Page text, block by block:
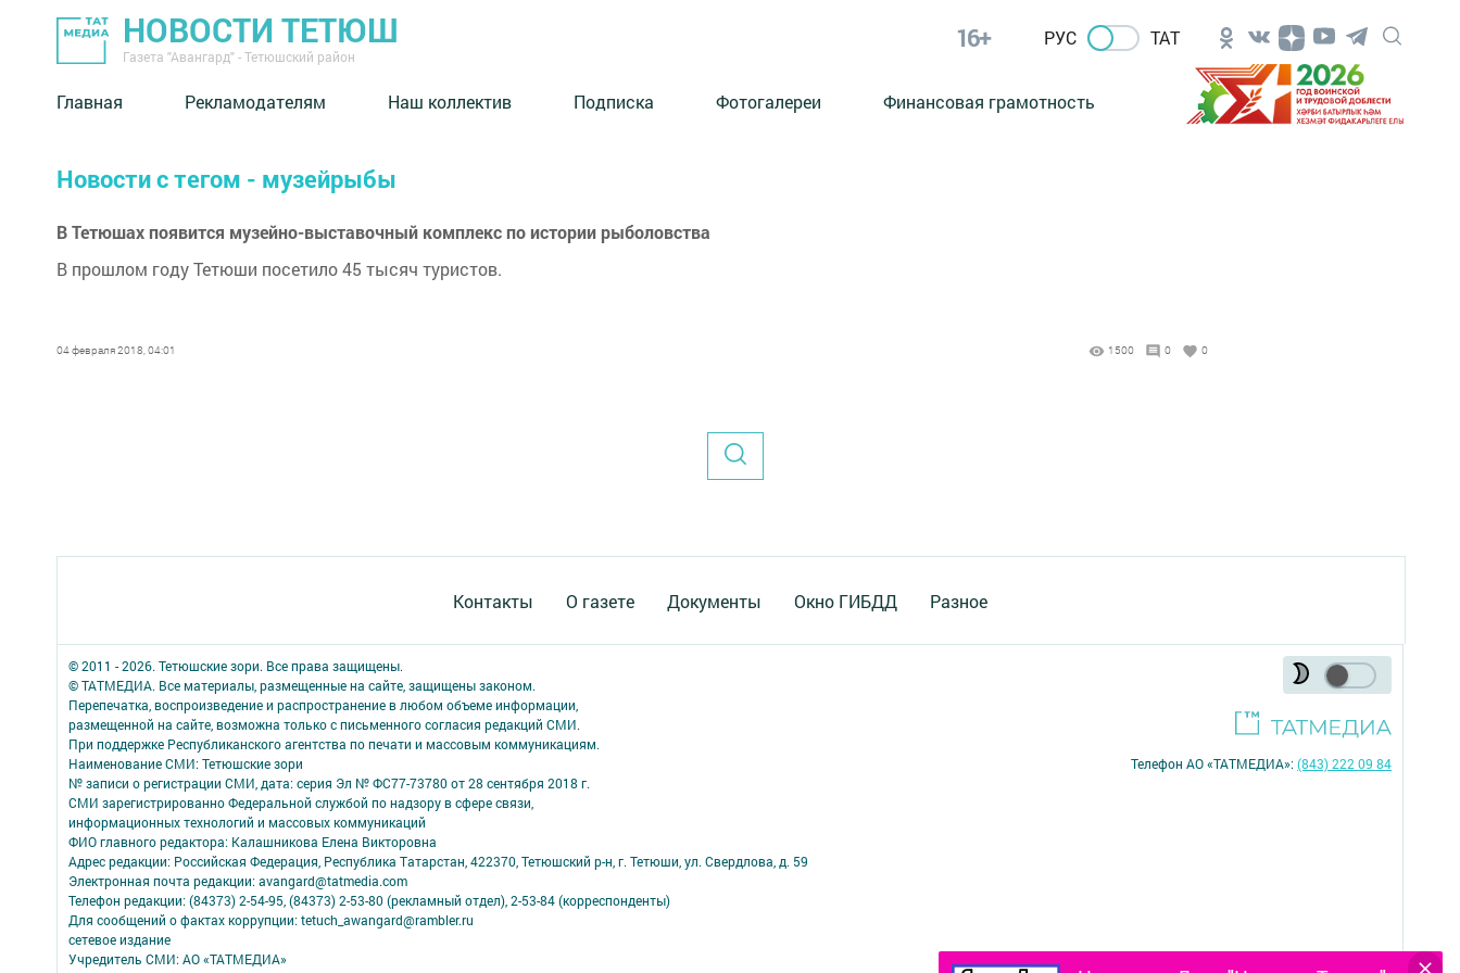
НОВОСТИ ТЕТЮШ
Газета "Авангард" - Тетюшский район
16+ РУС ТАТ
Главная Рекламодателям Наш коллектив Подписка Фотогалереи Финансовая грамотность
Новости с тегом - музейрыбы
В Тетюшах появится музейно-выставочный комплекс по истории рыболовства
В прошлом году Тетюши посетило 45 тысяч туристов.
04 февраля 2018, 04:01 1500 0 0
Контакты О газете Документы Окно ГИБДД Разное
© 2011 - 2026. Тетюшские зори. Все права защищены.
© ТАТМЕДИА. Все материалы, размещенные на сайте, защищены законом.
Перепечатка, воспроизведение и распространение в любом объеме информации,
размещенной на сайте, возможна только с письменного согласия редакций СМИ.
При поддержке Республиканского агентства по печати и массовым коммуникациям.
Наименование СМИ: Тетюшские зори
№ записи о регистрации СМИ, дата: серия Эл № ФС77-73780 от 28 сентября 2018 г.
СМИ зарегистрированно Федеральной службой по надзору в сфере связи,
информационных технологий и массовых коммуникаций
ФИО главного редактора: Калашникова Елена Викторовна
Адрес редакции: Российская Федерация, Республика Татарстан, 422370, Тетюшский р-н, г. Тетюши, ул. Свердлова, д. 59
Электронная почта редакции: avangard@tatmedia.com
Телефон редакции: (84373) 2-54-95, (84373) 2-53-80 (рекламный отдел), 2-53-84 (корреспонденты)
Для сообщений о фактах коррупции: tetuch_awangard@rambler.ru
сетевое издание
Учредитель СМИ: АО «ТАТМЕДИА»
Телефон АО «ТАТМЕДИА»:(843) 222 09 84